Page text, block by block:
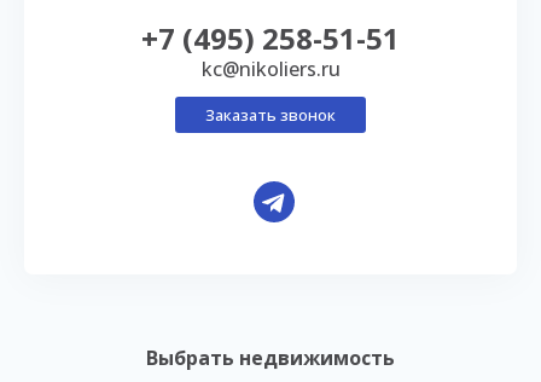
Выбрать недвижимость
+7 (495) 258-51-51
kc@nikoliers.ru
Заказать звонок